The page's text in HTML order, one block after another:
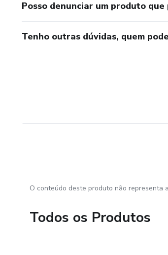
Posso denunciar um produto
Tenho outras dúvidas, quem
O conteúdo deste produto não representa
Todos os Produtos